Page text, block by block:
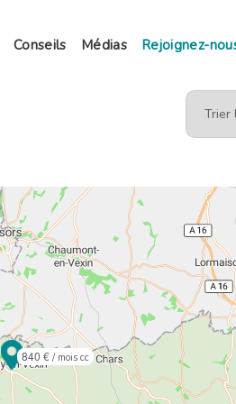
Conseils Médias Rejoignez-
840 € / mois cc